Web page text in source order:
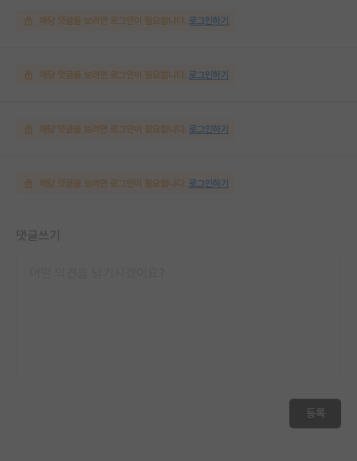
해당 댓글을 보려면 로그인이 필요합니다. 로그인하기
해당 댓글을 보려면 로그인이 필요합니다. 로그인하기
해당 댓글을 보려면 로그인이 필요합니다. 로그인하기
해당 댓글을 보려면 로그인이 필요합니다. 로그인하기
댓글쓰기
등록